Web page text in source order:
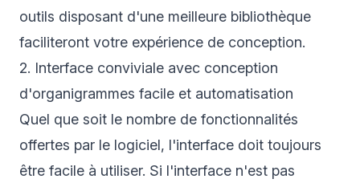
outils disposant d'une meilleure bibliothèque
faciliteront votre expérience de conception.
2. Interface conviviale avec conception
d'organigrammes facile et automatisation
Quel que soit le nombre de fonctionnalités
offertes par le logiciel, l'interface doit toujours
être facile à utiliser. Si l'interface n'est pas